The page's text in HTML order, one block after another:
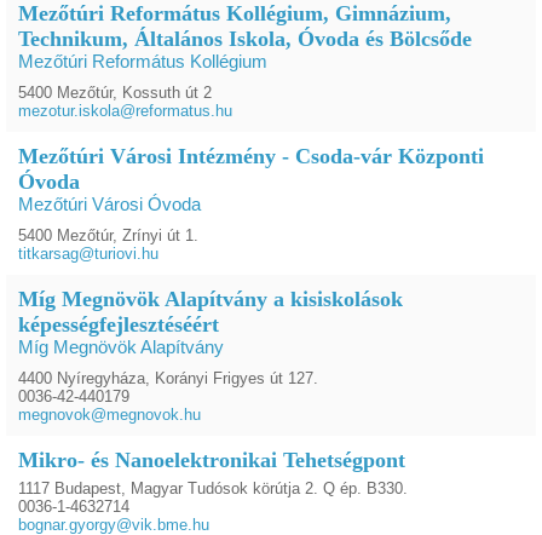
Mezőtúri Református Kollégium, Gimnázium,
Technikum, Általános Iskola, Óvoda és Bölcsőde
Mezőtúri Református Kollégium
5400 Mezőtúr, Kossuth út 2
mezotur.iskola@reformatus.hu
Mezőtúri Városi Intézmény - Csoda-vár Központi
Óvoda
Mezőtúri Városi Óvoda
5400 Mezőtúr, Zrínyi út 1.
titkarsag@turiovi.hu
Míg Megnövök Alapítvány a kisiskolások
képességfejlesztéséért
Míg Megnövök Alapítvány
4400 Nyíregyháza, Korányi Frigyes út 127.
0036-42-440179
megnovok@megnovok.hu
Mikro- és Nanoelektronikai Tehetségpont
1117 Budapest, Magyar Tudósok körútja 2. Q ép. B330.
0036-1-4632714
bognar.gyorgy@vik.bme.hu